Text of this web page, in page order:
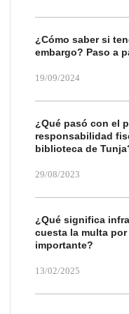
¿Cómo saber si
embargo? Paso a
19/09/2024
¿Qué pasó con el
responsabilidad
biblioteca de
29/08/2023
¿Qué significa
cuesta la multa
importante?
13/02/2025